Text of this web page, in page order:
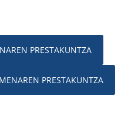
PRESTAKUNTZA
PRESTAKUNTZA